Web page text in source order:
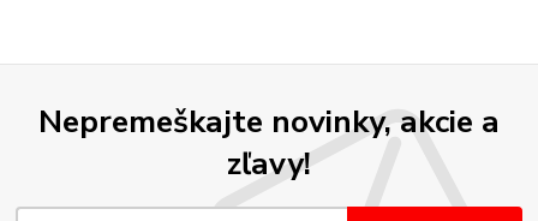
Nepremeškajte novinky, akcie a
zľavy!